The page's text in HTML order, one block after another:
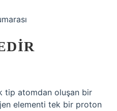
tip atomdan oluşan bir
elementi tek bir proton